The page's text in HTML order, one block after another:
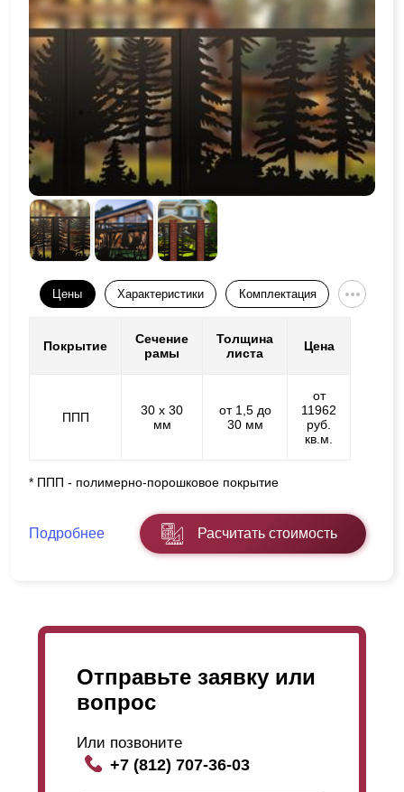
Цены Характеристики Комплектация
Покрытие
Сечение
рамы
Толщина
листа
Цена
ППП
30 х 30
мм
от 1,5 до
30 мм
от
11962
руб.
кв.м.
* ППП - полимерно-порошковое покрытие
Подробнее Расчитать стоимость
Отправьте заявку или
вопрос
Или позвоните
+7 (812) 707-36-03